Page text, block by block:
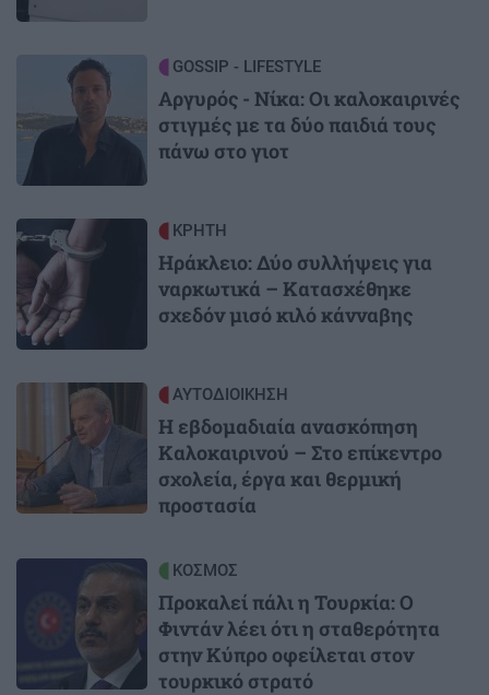
GOSSIP - LIFESTYLE
Αργυρός - Νίκα: Οι καλοκαιρινές
στιγμές με τα δύο παιδιά τους
πάνω στο γιοτ
Image ΚΡΗΤΗ
Ηράκλειο: Δύο συλλήψεις για
ναρκωτικά – Κατασχέθηκε
σχεδόν μισό κιλό κάνναβης
ΑΥΤΟΔΙΟΙΚΗΣΗ
Η εβδομαδιαία ανασκόπηση
Καλοκαιρινού – Στο επίκεντρο
σχολεία, έργα και θερμική
προστασία
ΚΟΣΜΟΣ
Προκαλεί πάλι η Τουρκία: Ο
Φιντάν λέει ότι η σταθερότητα
στην Κύπρο οφείλεται στον
τουρκικό στρατό